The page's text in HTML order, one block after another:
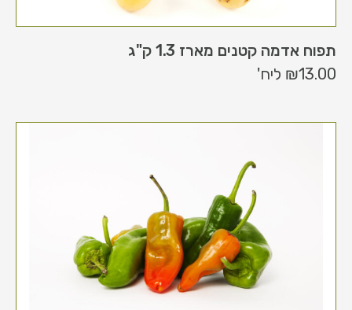
תפוח אדמה קטנים מארז 1.3 ק"ג
₪13.00 ליח'